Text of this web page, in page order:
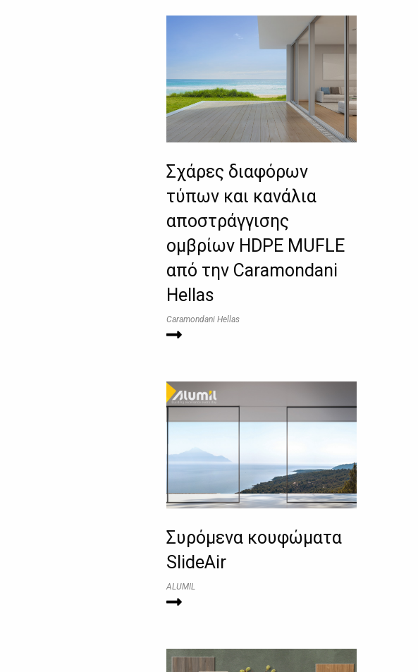
Σχάρες διαφόρων
τύπων και κανάλια
αποστράγγισης
ομβρίων HDPE MUFLE
από την Caramondani
Hellas
Caramondani Hellas
Συρόμενα κουφώματα
SlideAir
ALUMIL